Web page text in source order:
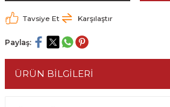
Tavsiye Et Karşılaştır
Paylaş:
ÜRÜN BİLGİLERİ